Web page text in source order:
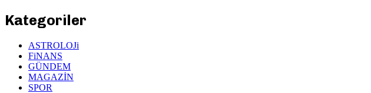
Kategoriler
ASTROLOJi
FiNANS
GÜNDEM
MAGAZİN
SPOR